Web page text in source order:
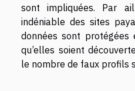
sont impliquées. Par
indéniable des sites
données sont
qu’elles soient
le nombre de faux profils